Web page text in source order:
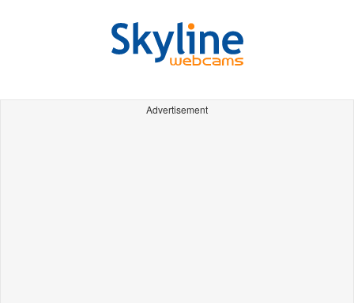
Advertisement